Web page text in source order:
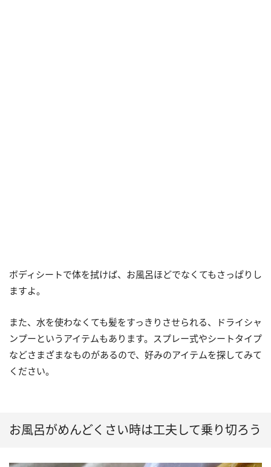
ボディシートで体を拭けば、お風呂ほどでなくてもさっぱりし
ますよ。
また、水を使わなくても髪をすっきりさせられる、ドライシャ
ンプーというアイテムもあります。スプレー式やシートタイプ
などさまざまなものがあるので、好みのアイテムを探してみて
ください。
お風呂がめんどくさい時は工夫して乗り切ろう